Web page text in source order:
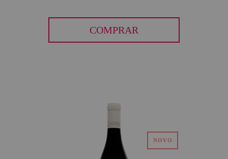
COMPRAR